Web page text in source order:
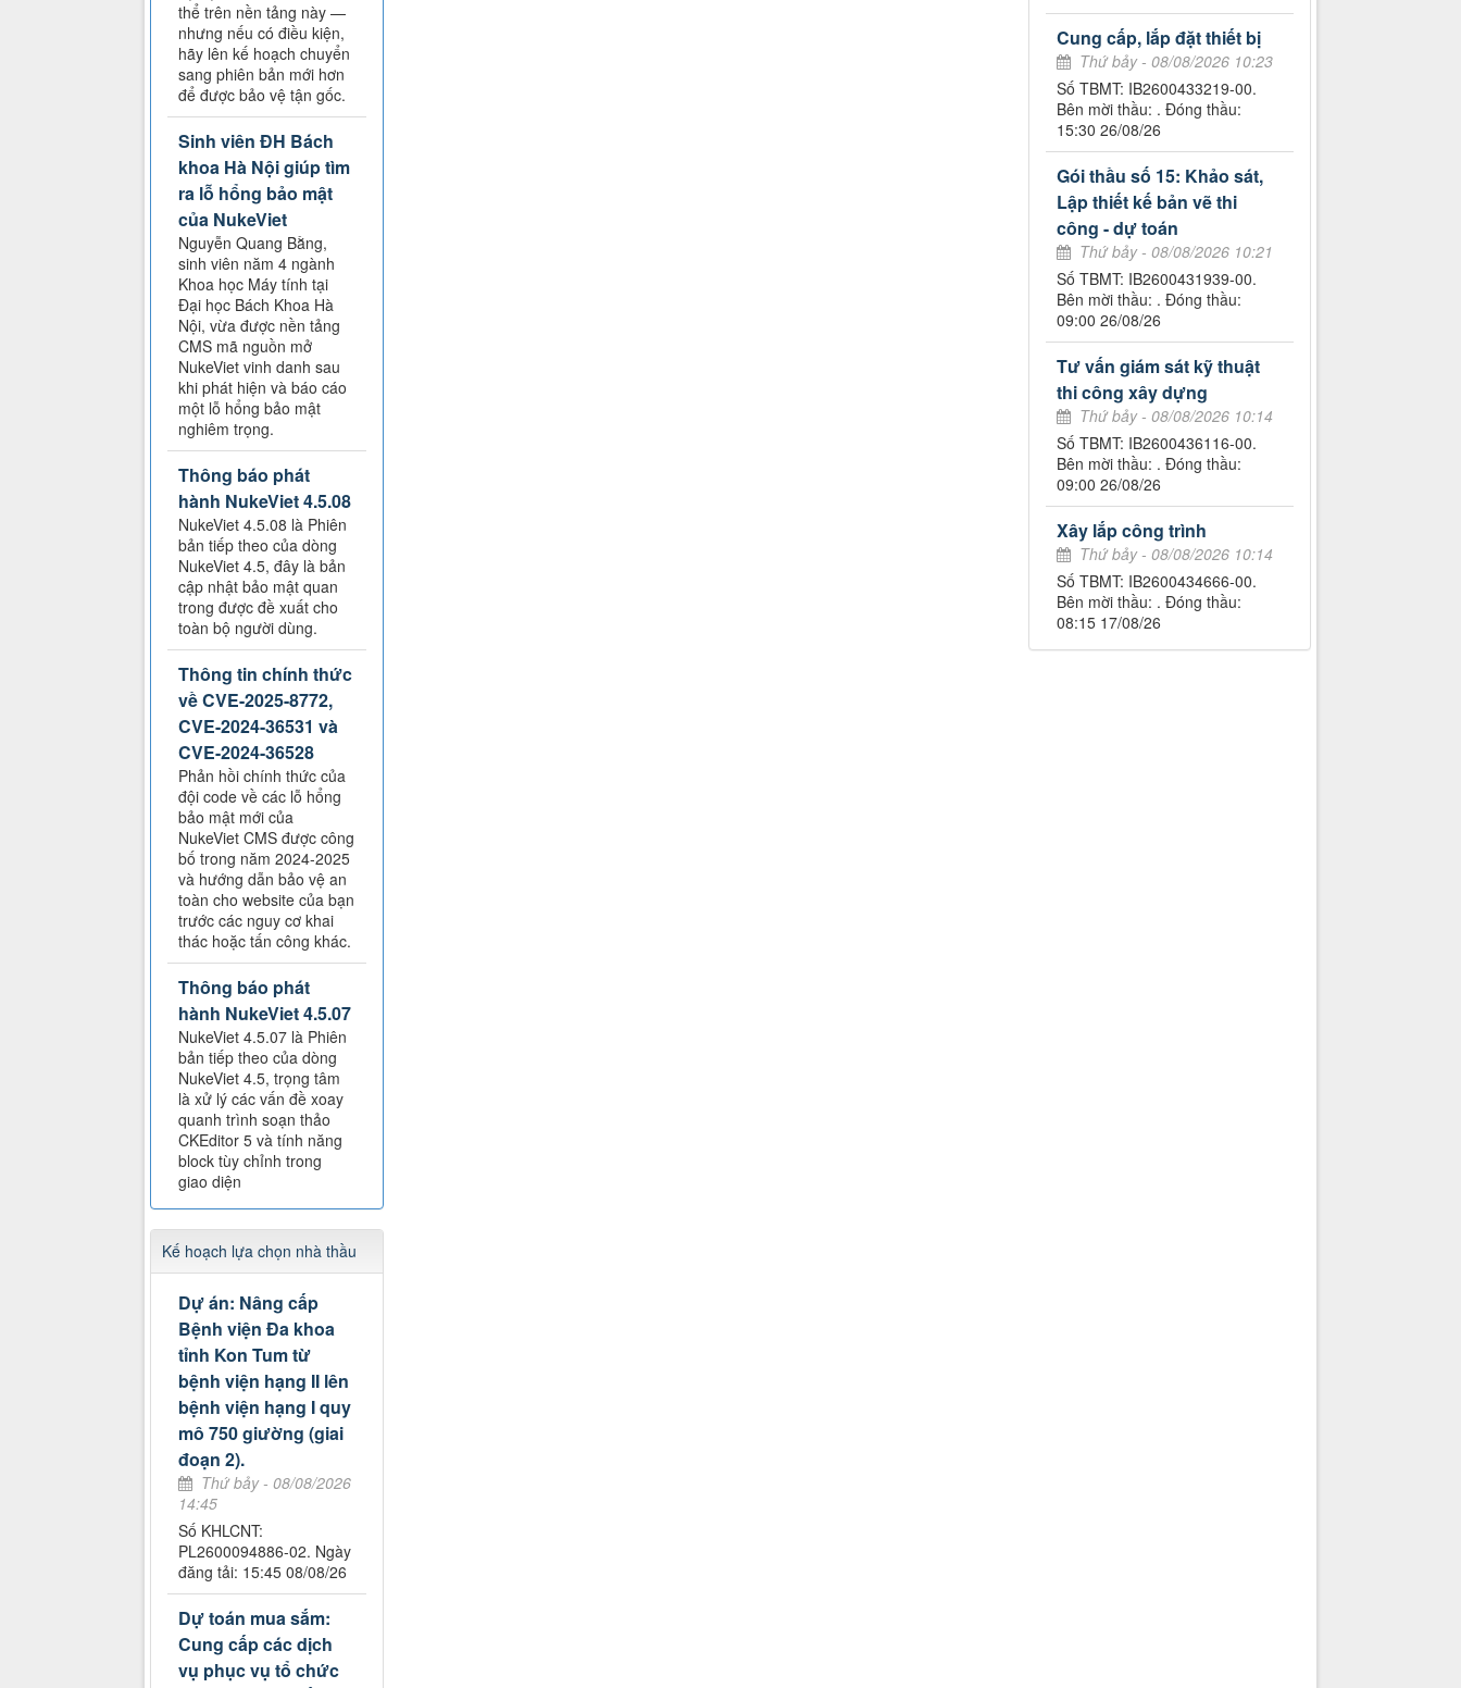
Cung cấp, lắp đặt thiết bị
Thứ bảy - 08/08/2026 10:23
Số TBMT: IB2600433219-00.
Bên mời thầu: . Đóng thầu:
15:30 26/08/26
Gói thầu số 15: Khảo sát,
Lập thiết kế bản vẽ thi
công - dự toán
Thứ bảy - 08/08/2026 10:21
Số TBMT: IB2600431939-00.
Bên mời thầu: . Đóng thầu:
09:00 26/08/26
Tư vấn giám sát kỹ thuật
thi công xây dựng
Thứ bảy - 08/08/2026 10:14
Số TBMT: IB2600436116-00.
Bên mời thầu: . Đóng thầu:
09:00 26/08/26
Xây lắp công trình
Thứ bảy - 08/08/2026 10:14
Số TBMT: IB2600434666-00.
Bên mời thầu: . Đóng thầu:
08:15 17/08/26
thể trên nền tảng này —
nhưng nếu có điều kiện,
hãy lên kế hoạch chuyển
sang phiên bản mới hơn
để được bảo vệ tận gốc.
Sinh viên ĐH Bách
khoa Hà Nội giúp tìm
ra lỗ hổng bảo mật
của NukeViet
Nguyễn Quang Bằng,
sinh viên năm 4 ngành
Khoa học Máy tính tại
Đại học Bách Khoa Hà
Nội, vừa được nền tảng
CMS mã nguồn mở
NukeViet vinh danh sau
khi phát hiện và báo cáo
một lỗ hổng bảo mật
nghiêm trọng.
Thông báo phát
hành NukeViet 4.5.08
NukeViet 4.5.08 là Phiên
bản tiếp theo của dòng
NukeViet 4.5, đây là bản
cập nhật bảo mật quan
trong được đề xuất cho
toàn bộ người dùng.
Thông tin chính thức
về CVE-2025-8772,
CVE-2024-36531 và
CVE-2024-36528
Phản hồi chính thức của
đội code về các lỗ hổng
bảo mật mới của
NukeViet CMS được công
bố trong năm 2024-2025
và hướng dẫn bảo vệ an
toàn cho website của bạn
trước các nguy cơ khai
thác hoặc tấn công khác.
Thông báo phát
hành NukeViet 4.5.07
NukeViet 4.5.07 là Phiên
bản tiếp theo của dòng
NukeViet 4.5, trọng tâm
là xử lý các vấn đề xoay
quanh trình soạn thảo
CKEditor 5 và tính năng
block tùy chỉnh trong
giao diện
Kế hoạch lựa chọn nhà thầu
Dự án: Nâng cấp
Bệnh viện Đa khoa
tỉnh Kon Tum từ
bệnh viện hạng II lên
bệnh viện hạng I quy
mô 750 giường (giai
đoạn 2).
Thứ bảy - 08/08/2026
14:45
Số KHLCNT:
PL2600094886-02. Ngày
đăng tải: 15:45 08/08/26
Dự toán mua sắm:
Cung cấp các dịch
vụ phục vụ tổ chức